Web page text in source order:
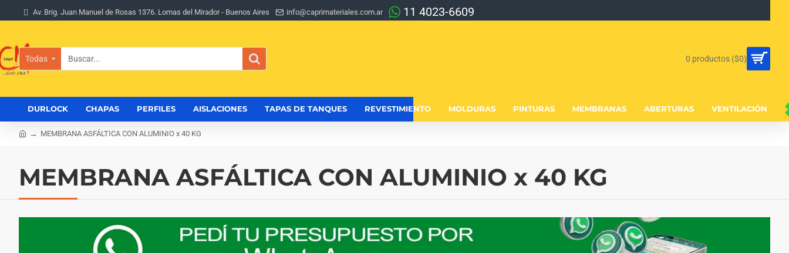
Av. Brig. Juan Manuel de Rosas 1376. Lomas del Mirador - Buenos Aires info@caprimateriales.com.ar 11 4023-6609
Todas
Buscar...
0 productos ($0)
DURLOCK CHAPAS PERFILES AISLACIONES TAPAS DE TANQUES REVESTIMIENTO MOLDURAS PINTURAS MEMBRANAS ABERTURAS VENTILACIÓN
MEMBRANA ASFÁLTICA CON ALUMINIO x 40 KG
MEMBRANA ASFÁLTICA CON ALUMINIO x 40 KG